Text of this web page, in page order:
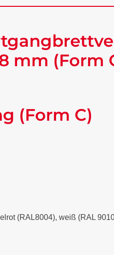
mm (Form
(Form C)
(RAL8004), weiß (RAL